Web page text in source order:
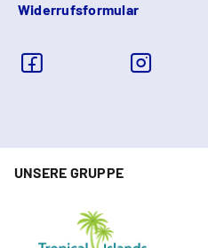
Widerrufsformular
UNSERE GRUPPE